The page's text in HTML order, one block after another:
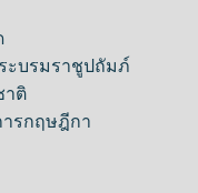
ะบรมราชูปถัมภ์
าติ
รกฤษฎีกา